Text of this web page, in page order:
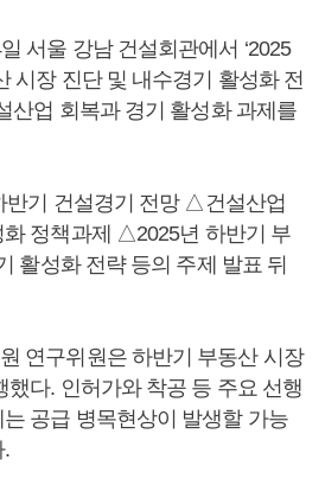
서울 강남 건설회관에서 ‘2025
시장 진단 및 내수경기 활성화 전
산업 회복과 경기 활성화 과제를
기 건설경기 전망 △건설산업
정책과제 △2025년 하반기 부
활성화 전략 등의 주제 발표 뒤
연구위원은 하반기 부동산 시장
했다. 인허가와 착공 등 주요 선행
공급 병목현상이 발생할 가능
.